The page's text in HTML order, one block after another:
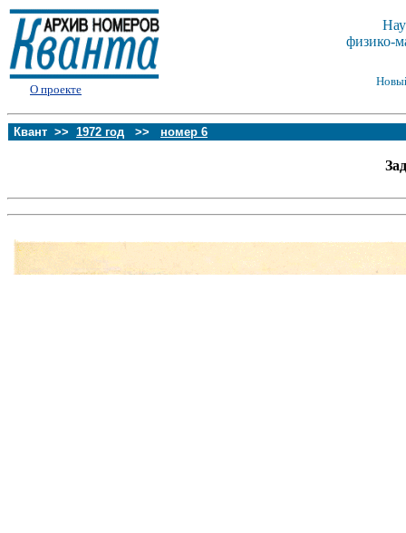
О проекте
физико-
Квант >> 1972 год >> номер 6